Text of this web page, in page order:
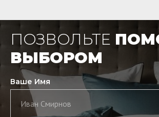
ПОЗВОЛЬТЕ
ВЫБОРОМ
Ваше Имя
Иван Смирнов